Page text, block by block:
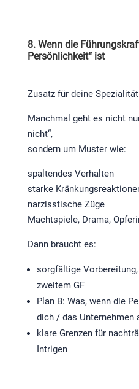
8. Wenn die
Persönlichkeit“ ist
Zusatz für deine
Manchmal geht es nicht
nicht“,
sondern um Muster wie:
spaltendes Verhalten
starke
narzisstische Züge
Machtspiele, Drama,
Dann braucht es:
sorgfältige
zweitem GF
Plan B: Was, wenn die
dich / das Unternehmen
klare Grenzen für
Intrigen